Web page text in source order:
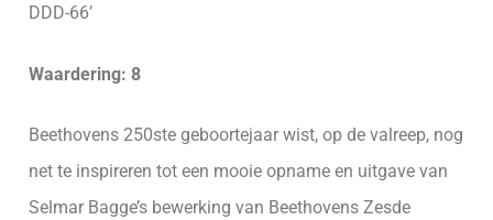
DDD-66’
Waardering: 8
Beethovens 250ste geboortejaar wist, op de valreep, nog
net te inspireren tot een mooie opname en uitgave van
Selmar Bagge’s bewerking van Beethovens Zesde